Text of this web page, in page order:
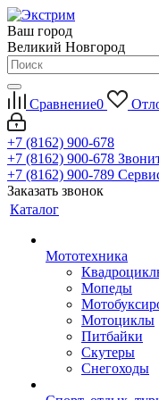
Ваш город
Великий Новгород
Сравнение0
+7 (8162) 900-678
+7 (8162) 900-678
+7 (8162) 900-789
Заказать звонок
Каталог
Мототехника
Мопеды
Мотоциклы
Питбайки
Скутеры
Снегоходы